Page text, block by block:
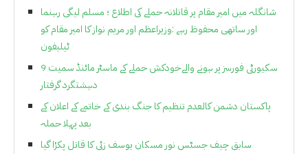
شانگلہ میں امیر مقام پر قاتلانہ حملے کی اطلاع ؛ مسلم لیگی رہنما
اور ساتھی محفوظ رہے :وزیراعظم اور مریم نواز کا امیر مقام کو
ٹیلیفون
سکیورٹی فورسز پر ہونے والےخودکش حملے کے ماسٹر مائنڈ سمیت 9
دہشتگرد گرفتار
پاکستان دشمن کالعدم تنظیم کا جنگ بندی کے خاتمے کے اعلان کے
بعد پہلا حملہ
سابق چیف جسٹس نور مسکان یوسف زئی کا قاتل پکڑا گیا